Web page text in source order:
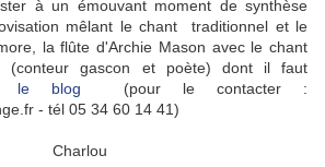
à un émouvant moment de synthèse
mêlant le chant traditionnel et le
la flûte d'Archie Mason avec le chant
(conteur gascon et poète) dont il faut
le blog (pour le contacter :
- tél 05 34 60 14 41)
Charlou